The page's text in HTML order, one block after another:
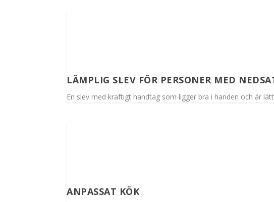
LÄMPLIG SLEV FÖR PERSONER MED
En slev med kraftigt handtag som ligger bra i handen och är
ANPASSAT KÖK